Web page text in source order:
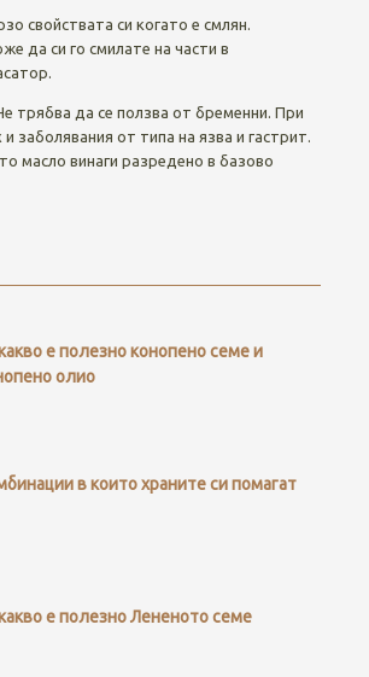
свойствата си когато е смлян.
да си го смилате на части в
трябва да се ползва от бременни. При
заболявания от типа на язва и гастрит.
масло винаги разредено в базово
е полезно конопено семе и
олио
в които храните си помагат
е полезно Лененото семе